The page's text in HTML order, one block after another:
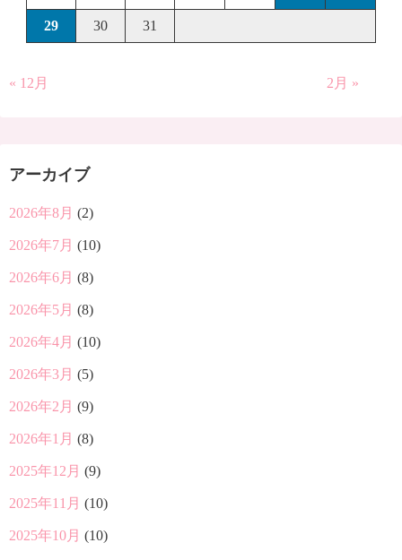
29 30 31
« 12月 2月 »
アーカイブ
2026年8月 (2)
2026年7月 (10)
2026年6月 (8)
2026年5月 (8)
2026年4月 (10)
2026年3月 (5)
2026年2月 (9)
2026年1月 (8)
2025年12月 (9)
2025年11月 (10)
2025年10月 (10)